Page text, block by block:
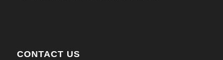
CONTACT US